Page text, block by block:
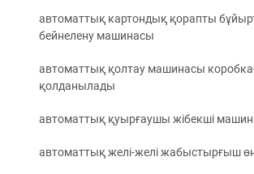
автоматтық картондық қорапты
бейнелену машинасы
автоматтық қолтау машинасы
қолданылады
автоматтық қуырғаушы жібекші
автоматтық желі-желі жабыстырғыш